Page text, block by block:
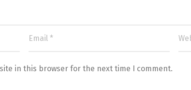
in this browser for the next time I comment.